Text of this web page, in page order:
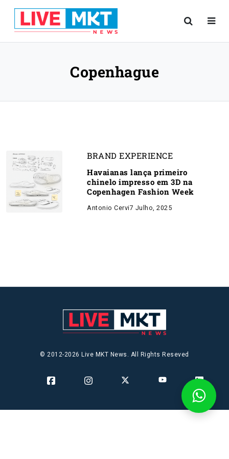
Copenhague
BRAND EXPERIENCE
Havaianas lança primeiro
chinelo impresso em 3D na
Copenhagen Fashion Week
Antonio Cervi7 Julho, 2025
© 2012-2026 Live MKT News. All Rights Reseved